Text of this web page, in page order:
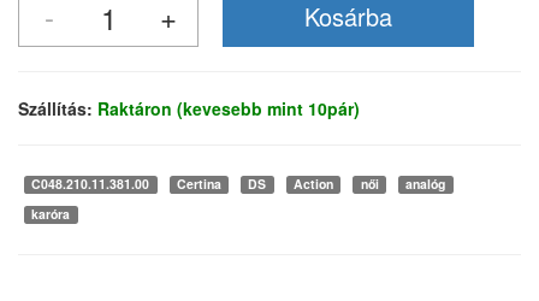
Szállítás: Raktáron (kevesebb mint 10pár)
C048.210.11.381.00 Certina DS Action női
analóg
karóra